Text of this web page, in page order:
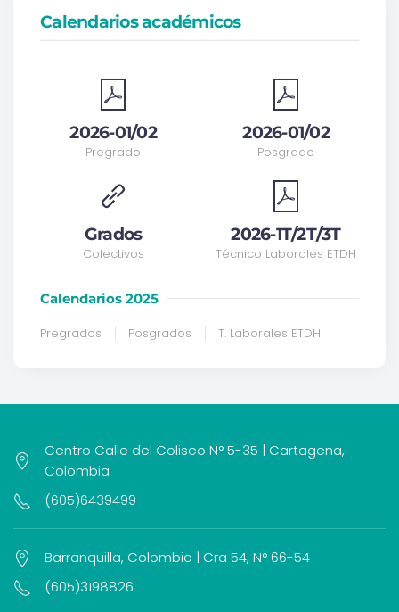
Calendarios académicos
2026-01/02
Pregrado
Grados
Colectivos
2026-01/02
Posgrado
2026-1T/2T/3T
Técnico Laborales ETDH
Calendarios 2025
Pregrados Posgrados T. Laborales ETDH
Centro Calle del Coliseo N° 5-35 | Cartagena,
Colombia
(605)6439499
Barranquilla, Colombia | Cra 54, N° 66-54
(605)3198826